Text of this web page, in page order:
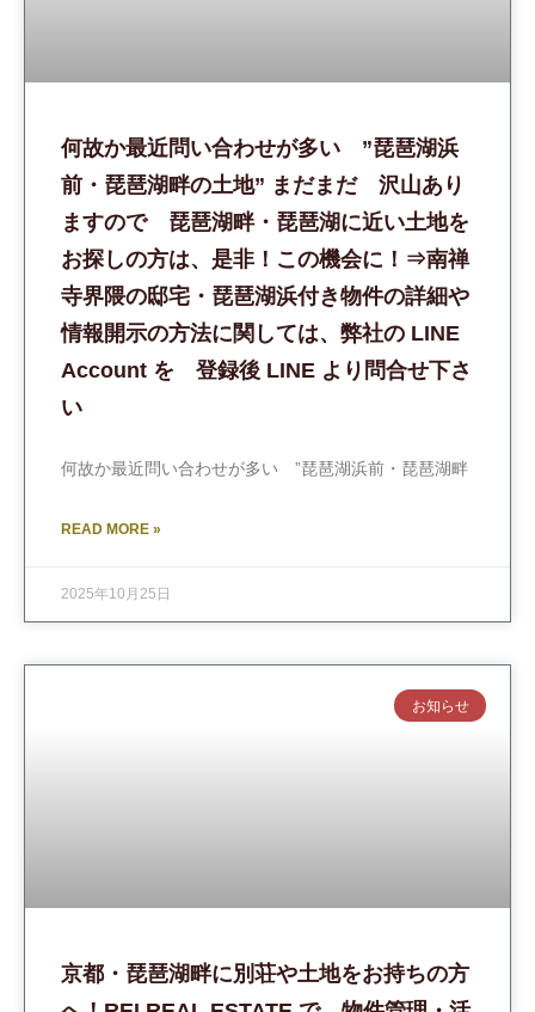
何故か最近問い合わせが多い ”琵琶湖浜
前・琵琶湖畔の土地” まだまだ 沢山あり
ますので 琵琶湖畔・琵琶湖に近い土地を
お探しの方は、是非！この機会に！⇒南禅
寺界隈の邸宅・琵琶湖浜付き物件の詳細や
情報開示の方法に関しては、弊社の LINE
Account を 登録後 LINE より問合せ下さ
い
何故か最近問い合わせが多い ”琵琶湖浜前・琵琶湖畔
READ MORE »
2025年10月25日
お知らせ
京都・琵琶湖畔に別荘や土地をお持ちの方